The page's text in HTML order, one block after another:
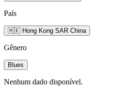
País
🇭🇰 Hong Kong SAR China
Gênero
Blues
Nenhum dado disponível.